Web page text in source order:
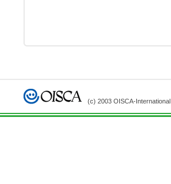
(c) 2003 OISCA-International